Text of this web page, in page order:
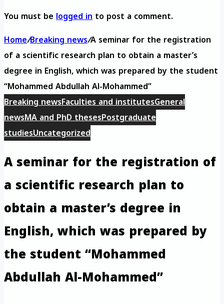
You must belogged into post a comment.
Home/Breaking news/A seminar for the registration
of a scientific research plan to obtain a master’s
degree in English, which was prepared by the student
“Mohammed Abdullah Al-Mohammed”
Breaking newsFaculties and institutesGeneral
newsMA and PhD thesesPostgraduate
studiesUncategorized
A seminar for the registration of
a scientific research plan to
obtain a master’s degree in
English, which was prepared by
the student “Mohammed
Abdullah Al-Mohammed”